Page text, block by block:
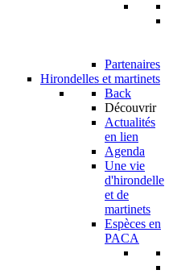
Partenaires
Hirondelles et martinets
Back
Découvrir
Actualités
en lien
Agenda
Une vie
d'hirondelle
et de
martinets
Espèces en
PACA